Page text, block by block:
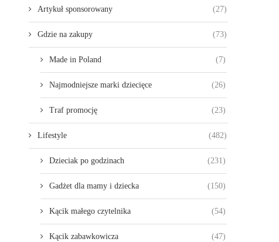
Artykuł sponsorowany (27)
Gdzie na zakupy (73)
Made in Poland (7)
Najmodniejsze marki dziecięce (26)
Traf promocję (23)
Lifestyle (482)
Dzieciak po godzinach (231)
Gadżet dla mamy i dziecka (150)
Kącik małego czytelnika (54)
Kącik zabawkowicza (47)